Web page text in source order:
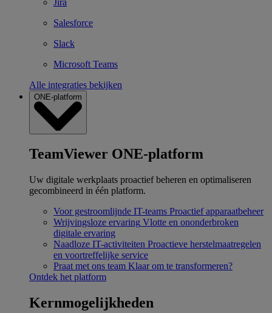
Jira
Salesforce
Slack
Microsoft Teams
Alle integraties bekijken
ONE-platform
TeamViewer ONE-platform
Uw digitale werkplaats proactief beheren en optimaliseren
gecombineerd in één platform.
Voor gestroomlijnde IT-teams Proactief apparaatbeheer
Wrijvingsloze ervaring Vlotte en ononderbroken
digitale ervaring
Naadloze IT-activiteiten Proactieve herstelmaatregelen
en voortreffelijke service
Praat met ons team Klaar om te transformeren?
Ontdek het platform
Kernmogelijkheden